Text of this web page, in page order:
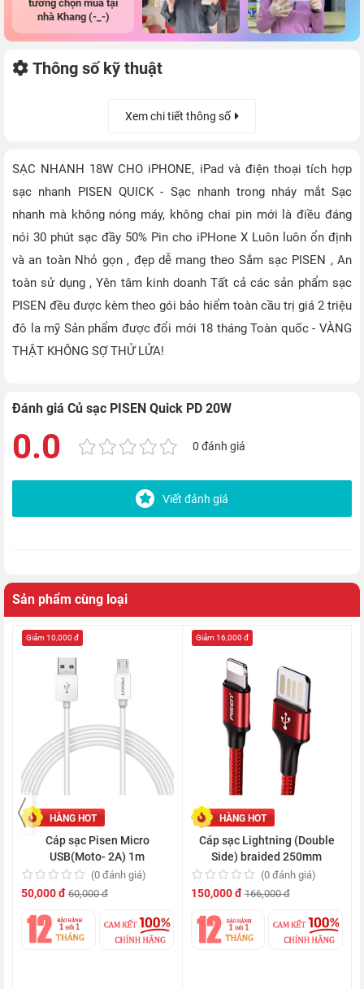
tưởng chọn mua tại
nhà Khang (-_-)
SẠC NHANH 18W CHO iPHONE, iPad và điện thoại tích hợp
sạc nhanh PISEN QUICK - Sạc nhanh trong nháy mắt Sạc
nhanh mà không nóng máy, không chai pin mới là điều đáng
nói 30 phút sạc đầy 50% Pin cho iPHone X Luôn luôn ổn định
và an toàn Nhỏ gọn , đẹp dễ mang theo Sắm sạc PISEN , An
toàn sử dụng , Yên tâm kinh doanh Tất cả các sản phẩm sạc
PISEN đều được kèm theo gói bảo hiểm toàn cầu trị giá 2 triệu
đô la mỹ Sản phẩm được đổi mới 18 tháng Toàn quốc - VÀNG
THẬT KHÔNG SỢ THỬ LỬA!
Đánh giá Củ sạc PISEN Quick PD 20W
0.0 0 đánh giá
Viết đánh giá
Thông số kỹ thuật
Xem chi tiết thông số
Sản phẩm cùng loại
HÀNG HOT
Cáp sạc Pisen Micro
USB(Moto- 2A) 1m
(0 đánh giá)
50,000 đ 60,000 đ
Giảm 10,000 đ
HÀNG HOT
Cáp sạc Lightning (Double
Side) braided 250mm
(0 đánh giá)
150,000 đ 166,000 đ
Giảm 16,000 đ